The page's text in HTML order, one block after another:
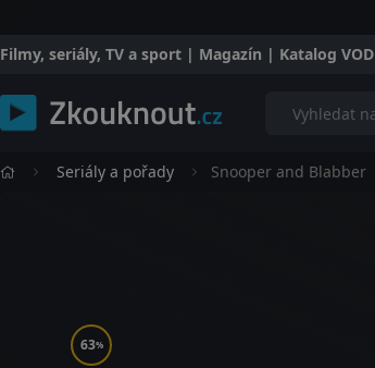
Filmy, seriály, TV a sport | Magazín | Katalog VOD
Seriály a pořady Snooper and Blabber
63%